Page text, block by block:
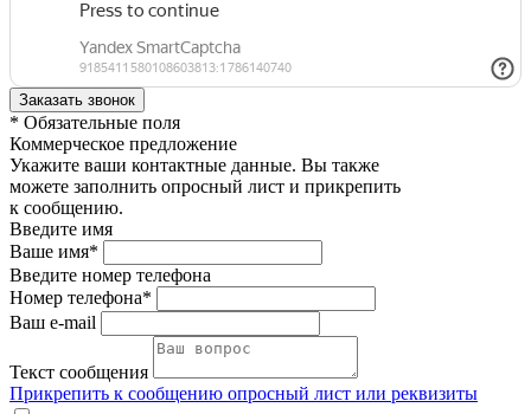
* Обязательные поля
Коммерческое предложение
Укажите ваши контактные данные. Вы также
можете заполнить опросный лист и прикрепить
к сообщению.
Введите имя
Ваше имя*
Введите номер телефона
Номер телефона*
Ваш e-mail
Текст сообщения
Прикрепить к сообщению опросный лист или реквизиты